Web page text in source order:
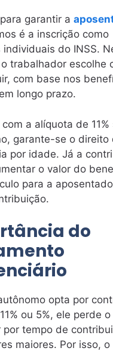
garantir a
é a inscrição como
do INSS.
trabalhador escolhe
com base nos
longo prazo.
a alíquota de 11%
garante-se o direito
por idade. Já a
o valor do
para a
do
opta por
ou 5%, ele perde
por tempo de
maiores. Por isso, o